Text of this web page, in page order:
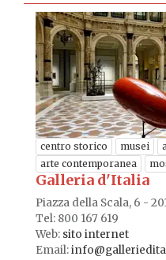
centro storico musei
arte contemporanea
Galleria d'Italia
Piazza della Scala, 6 -
Tel: 800 167 619
Web: sito internet
Email: